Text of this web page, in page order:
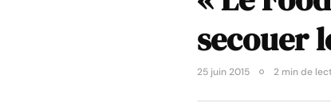
secouer
25 juin 2015 2 min de